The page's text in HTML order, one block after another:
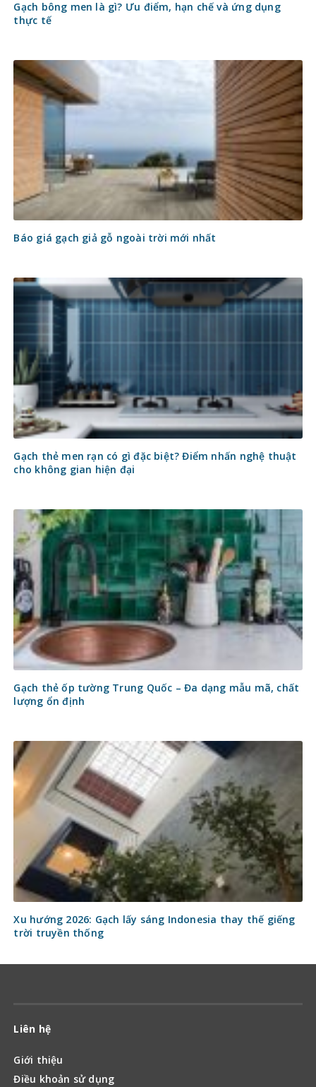
Gạch bông men là gì? Ưu điểm, hạn chế và ứng dụng
thực tế
Báo giá gạch giả gỗ ngoài trời mới nhất
Gạch thẻ men rạn có gì đặc biệt? Điểm nhấn nghệ thuật
cho không gian hiện đại
Gạch thẻ ốp tường Trung Quốc – Đa dạng mẫu mã, chất
lượng ổn định
Xu hướng 2026: Gạch lấy sáng Indonesia thay thế giếng
trời truyền thống
Liên hệ
Giới thiệu
Điều khoản sử dụng